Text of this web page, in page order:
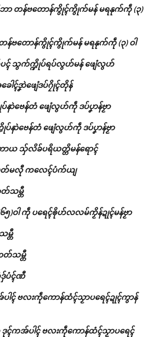
ာ တန်ဗတောန်ကွိုၚ်ကွိုက်မန် မရနုက်ကဵု (၃)
န်ဗတောန်ကွိုၚ်ကွိုက်မန် မရနုက်ကဵု (၃) ဝါ
ၚ် သွက်က္ဍိုပ်ရပ်လွဟ်မန် ဖျေံလွဟ်
ါၚ်ဒၞာဲဖျေံဒပ်ဂၠိုၚ်တိုန်
ာဲဗေန်တံ ဖျေံလွဟ်ကဵု ဒပ်ပၞာန်ဗၟာ
နာဲဗေန်တံ ဖျေံလွဟ်ကဵု ဒပ်ပၞာန်ဗၟာ
ယ သှ်လိခ်ပရိယတ္တိမန်ရောၚ်
မလီု ကလေၚ်ပံက်ယျ
သမ္တီ
၅)ဝါ ကဵု ပရေၚ်ၜိုဟ်လလမ်ကၟိန်ဍုၚ်မန်ဗၟာ
တီ
သမ္တီ
ဒှ်ပံၚ်ဏီ
ဗလးကဵုကောန်ထံၚ်သၟာပရေၚ်ဍုၚ်ကွာန်
ကအ်ပါၚ် ဗလးကဵုကောန်ထံၚ်သၟာပရေၚ်